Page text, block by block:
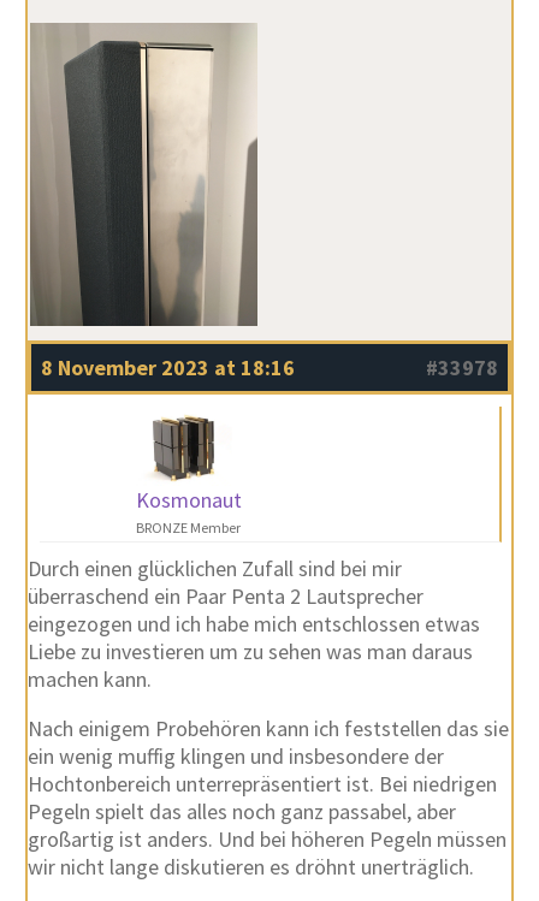
8 November 2023 at 18:16 #33978
Kosmonaut
BRONZE Member
Durch einen glücklichen Zufall sind bei mir
überraschend ein Paar Penta 2 Lautsprecher
eingezogen und ich habe mich entschlossen etwas
Liebe zu investieren um zu sehen was man daraus
machen kann.
Nach einigem Probehören kann ich feststellen das sie
ein wenig muffig klingen und insbesondere der
Hochtonbereich unterrepräsentiert ist. Bei niedrigen
Pegeln spielt das alles noch ganz passabel, aber
großartig ist anders. Und bei höheren Pegeln müssen
wir nicht lange diskutieren es dröhnt unerträglich.